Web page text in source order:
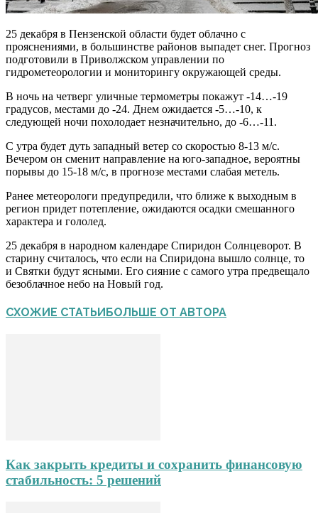
25 декабря в Пензенской области будет облачно с
прояснениями, в большинстве районов выпадет снег. Прогноз
подготовили в Приволжском управлении по
гидрометеорологии и мониторингу окружающей среды.
В ночь на четверг уличные термометры покажут -14…-19
градусов, местами до -24. Днем ожидается -5…-10, к
следующей ночи похолодает незначительно, до -6…-11.
С утра будет дуть западный ветер со скоростью 8-13 м/с.
Вечером он сменит направление на юго-западное, вероятны
порывы до 15-18 м/с, в прогнозе местами слабая метель.
Ранее метеорологи предупредили, что ближе к выходным в
регион придет потепление, ожидаются осадки смешанного
характера и гололед.
25 декабря в народном календаре Спиридон Солнцеворот. В
старину считалось, что если на Спиридона вышло солнце, то
и Святки будут ясными. Его сияние с самого утра предвещало
безоблачное небо на Новый год.
СХОЖИЕ СТАТЬИБОЛЬШЕ ОТ АВТОРА
Как закрыть кредиты и сохранить финансовую
стабильность: 5 решений